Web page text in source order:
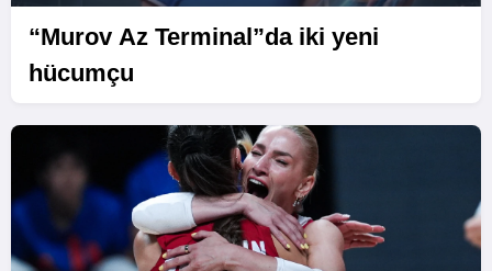
“Murov Az Terminal”da iki yeni
hücumçu